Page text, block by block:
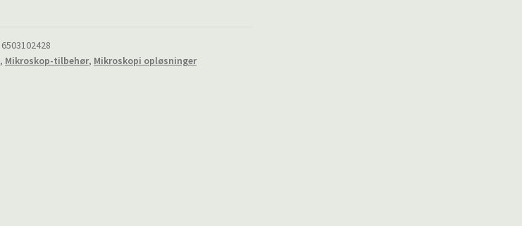
6503102428
, Mikroskop-tilbehør, Mikroskopi opløsninger